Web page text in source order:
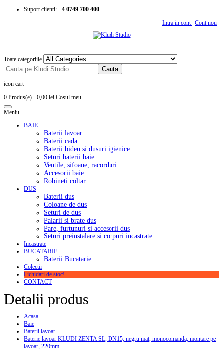
Suport clienti: +4 0749 700 400
Intra in cont Cont nou
Toate categoriile
Cauta
icon cart
0 Produs(e) - 0,00 lei Cosul meu
Meniu
BAIE
Baterii lavoar
Baterii cada
Baterii bideu si dusuri igienice
Seturi baterii baie
Ventile, sifoane, racorduri
Accesorii baie
Robineti coltar
DUS
Baterii dus
Coloane de dus
Seturi de dus
Palarii si brate dus
Pare, furtunuri si accesorii dus
Seturi preinstalare si corpuri incastrate
Incastrate
BUCATARIE
Baterii Bucatarie
Colectii
Lichidari de stoc!
CONTACT
Detalii produs
Acasa
Baie
Baterii lavoar
Baterie lavoar KLUDI ZENTA SL, DN15, negru mat, monocomanda, montare pe
lavoar, 220mm